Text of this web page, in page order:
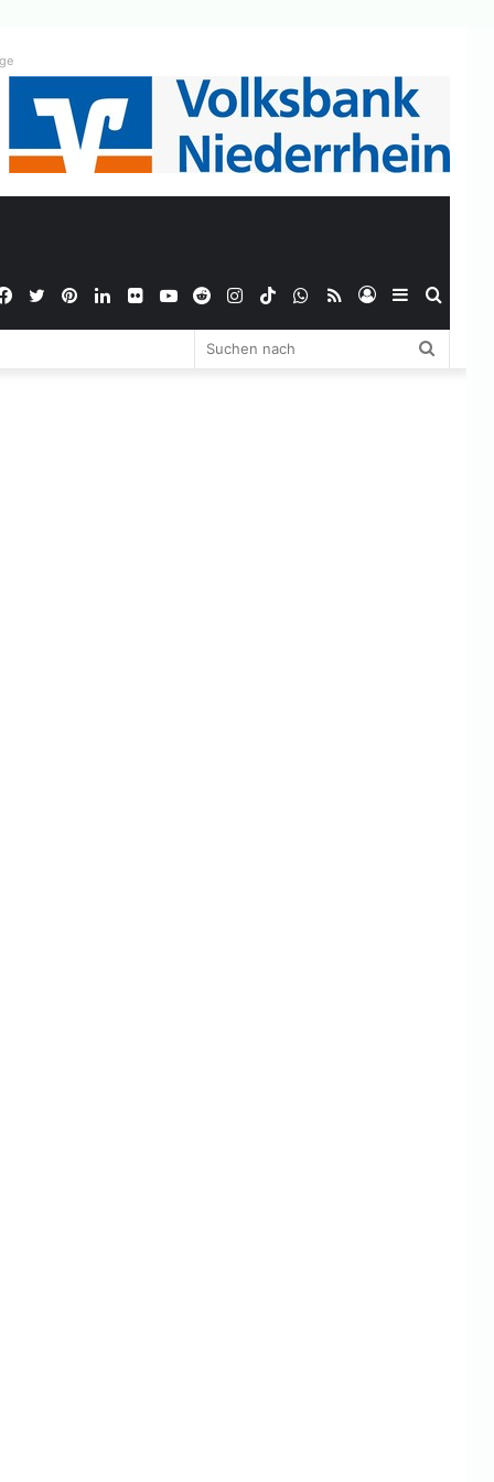
Sidebar
Anmelden
RSS
WhatsApp
TikTok
Instagram
Reddit
YouTube
Flickr
LinkedIn
Pinterest
Twitter
Facebook